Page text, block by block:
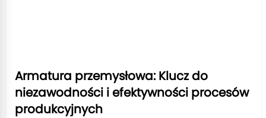
Armatura przemysłowa: Klucz do
niezawodności i efektywności procesów
produkcyjnych